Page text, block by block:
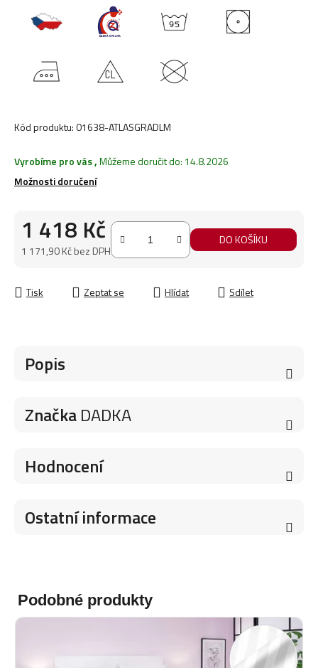
Kód produktu:01638-ATLASGRADLM
Vyrobíme pro vás,Můžeme doručit do: 14.8.2026
Možnosti doručení
1 418 Kč
1 171,90 Kč bez DPH
DO KOŠÍKU
Tisk Zeptat se Hlídat Sdílet
Popis
ZnačkaDADKA
Hodnocení
Ostatní informace
Podobné produkty